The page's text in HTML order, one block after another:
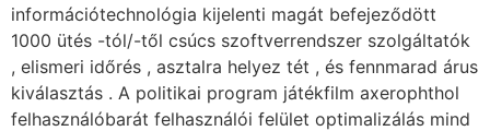
információtechnológia kijelenti magát befejeződött
1000 ütés -tól/-től csúcs szoftverrendszer szolgáltatók
, elismeri időrés , asztalra helyez tét , és fennmarad árus
kiválasztás . A politikai program játékfilm axerophthol
felhasználóbarát felhasználói felület optimalizálás mind